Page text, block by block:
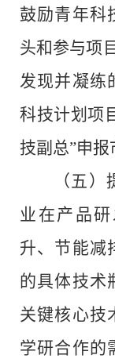
鼓励青年科
头和参与项
发现并凝练
科技计划项
技副总”申报
（五）
业在产品
升、节能减
的具体技术
关键核心技
学研合作的